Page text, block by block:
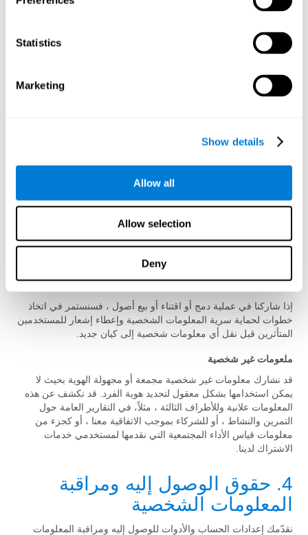
Statistics
Marketing
Show details
Allow all
Allow selection
Deny
والتسويق وتحليل البيانات والبحوث والدراسات الاستقصائية. سيكون
لأداء هذه المهام نيابة عنا ويلتزمون بعدم الكشف عنها أو استخدامها
لأغراض أخرى.
القانون والضرر والمصلحة العامة
يجوز لنا الحفاظ على أو الكشف عن معلومات عنك للامتثال لقانون أو
نشاط غير قانوني أو احتيال أو إساءة أو انتهاك لشروطنا أو تهديدات
لأمن الخدمات أو الأمان المادي لأي شخص.
تتمثل سياستنا في إبلاغك بالعملية القانونية التي تسعى إلى الوصول إلى
ما لم يمنعنا القانون من القيام بذلك. في الحالات التي يحدد فيها أمر
المحكمة فترة عدم الإفشاء ، نقدم إشعارًا متأخرًا بعد انتهاء فترة عدم
عكسية ، مثلاً، عندما تكون هناك حالة طوارئ تنطوي على خطر الموت
إذا شاركنا في عملية دمج أو اقتناء أو بيع أصول ، فسنستمر في اتخاذ
خطوات لحماية سرية المعلومات الشخصية وإعطاء إشعار للمستخدمين
المتأثرين قبل نقل أي معلومات شخصية إلى كيان جديد.
ملعومات غير شخصية
قد نشارك معلومات غير شخصية مجمعة أو مجهولة الهوية بحيث لا
يمكن استخدامها بشكل معقول لتحديد هوية الفرد. قد نكشف عن هذه
المعلومات علانية وللأطراف الثالثة ، مثلاً، في التقارير العامة حول
التمرين والنشاط ، أو للشركاء بموجب الاتفاقية معنا ، أو كجزء من
معلومات قياس الأداء المجتمعية التي نقدمها لمستخدمي خدمات
الاشتراك لدينا.
4. حقوق الوصول إليه ومراقبة
المعلومات الشخصية
نقدّمك إعدادات الحساب والأدوات للوصول إليه ومراقبة المعلومات